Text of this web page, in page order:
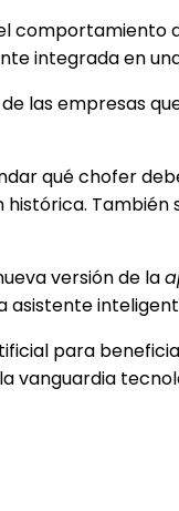
integrada en
las empresas
qué chofer
versión de la
para
vanguardia